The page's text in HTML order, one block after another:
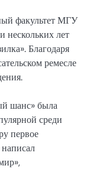
факультет МГУ
лет
Благодаря
ремесле
шанс» была
среди
первое